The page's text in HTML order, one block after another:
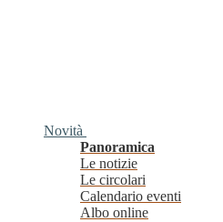
Novità
Panoramica
Le notizie
Le circolari
Calendario eventi
Albo online